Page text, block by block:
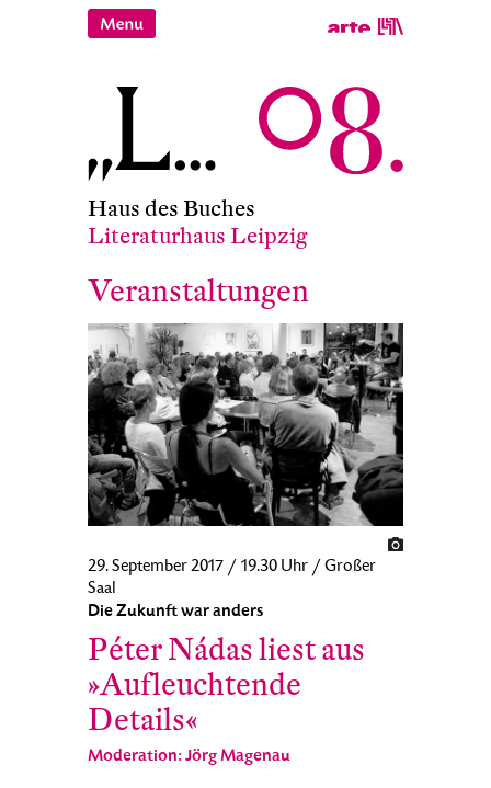
Haus des Buches
Literaturhaus Leipzig
Veranstaltungen
29. September 2017 / 19.30 Uhr / Großer
Saal
Die Zukunft war anders
Péter Nádas liest aus
»Aufleuchtende
Details«
Moderation: Jörg Magenau